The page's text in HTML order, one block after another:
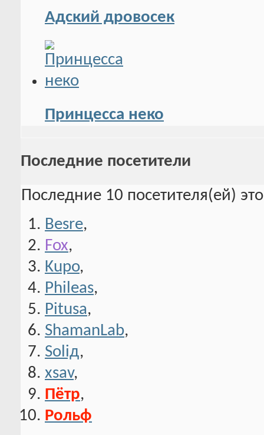
Адский дровосек
Принцесса неко
Последние посетители
Последние 10 посетителя(ей)
Besre,
Fox,
Kupo,
Phileas,
Pitusa,
ShamanLab,
Soliд,
xsav,
Пётр,
Рольф